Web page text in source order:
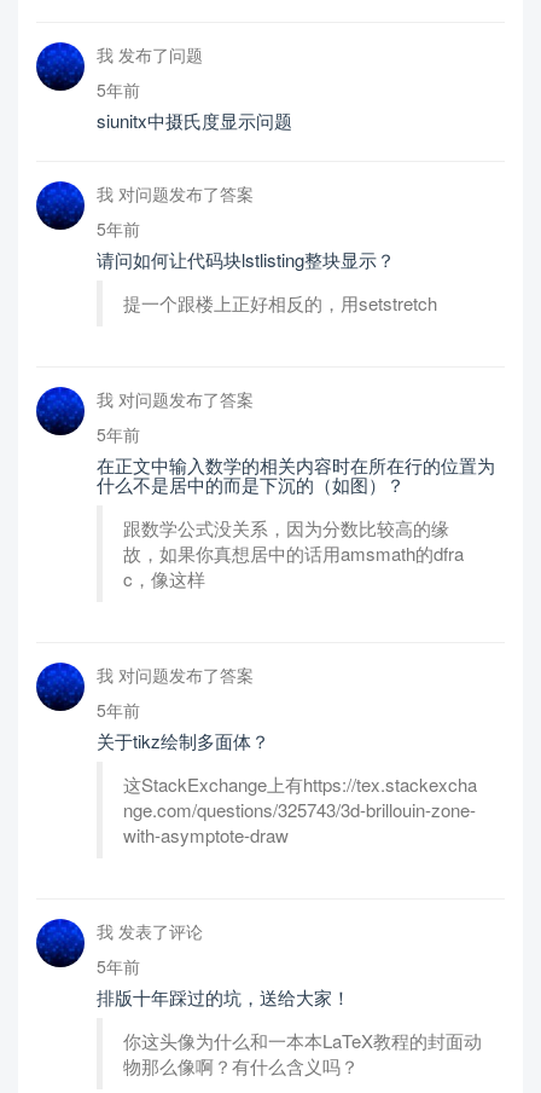
我 发布了问题
5年前
siunitx中摄氏度显示问题
我 对问题发布了答案
5年前
请问如何让代码块lstlisting整块显示？
提一个跟楼上正好相反的，用setstretch
我 对问题发布了答案
5年前
在正文中输入数学的相关内容时在所在行的位置为
什么不是居中的而是下沉的（如图）？
跟数学公式没关系，因为分数比较高的缘
故，如果你真想居中的话用amsmath的dfra
c，像这样
我 对问题发布了答案
5年前
关于tikz绘制多面体？
这StackExchange上有https://tex.stackexcha
nge.com/questions/325743/3d-brillouin-zone-
with-asymptote-draw
我 发表了评论
5年前
排版十年踩过的坑，送给大家！
你这头像为什么和一本本LaTeX教程的封面动
物那么像啊？有什么含义吗？